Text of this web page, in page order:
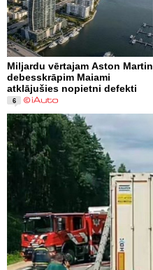
Miljardu vērtajam Aston Martin
debesskrāpim Maiami
atklājušies nopietni defekti
6